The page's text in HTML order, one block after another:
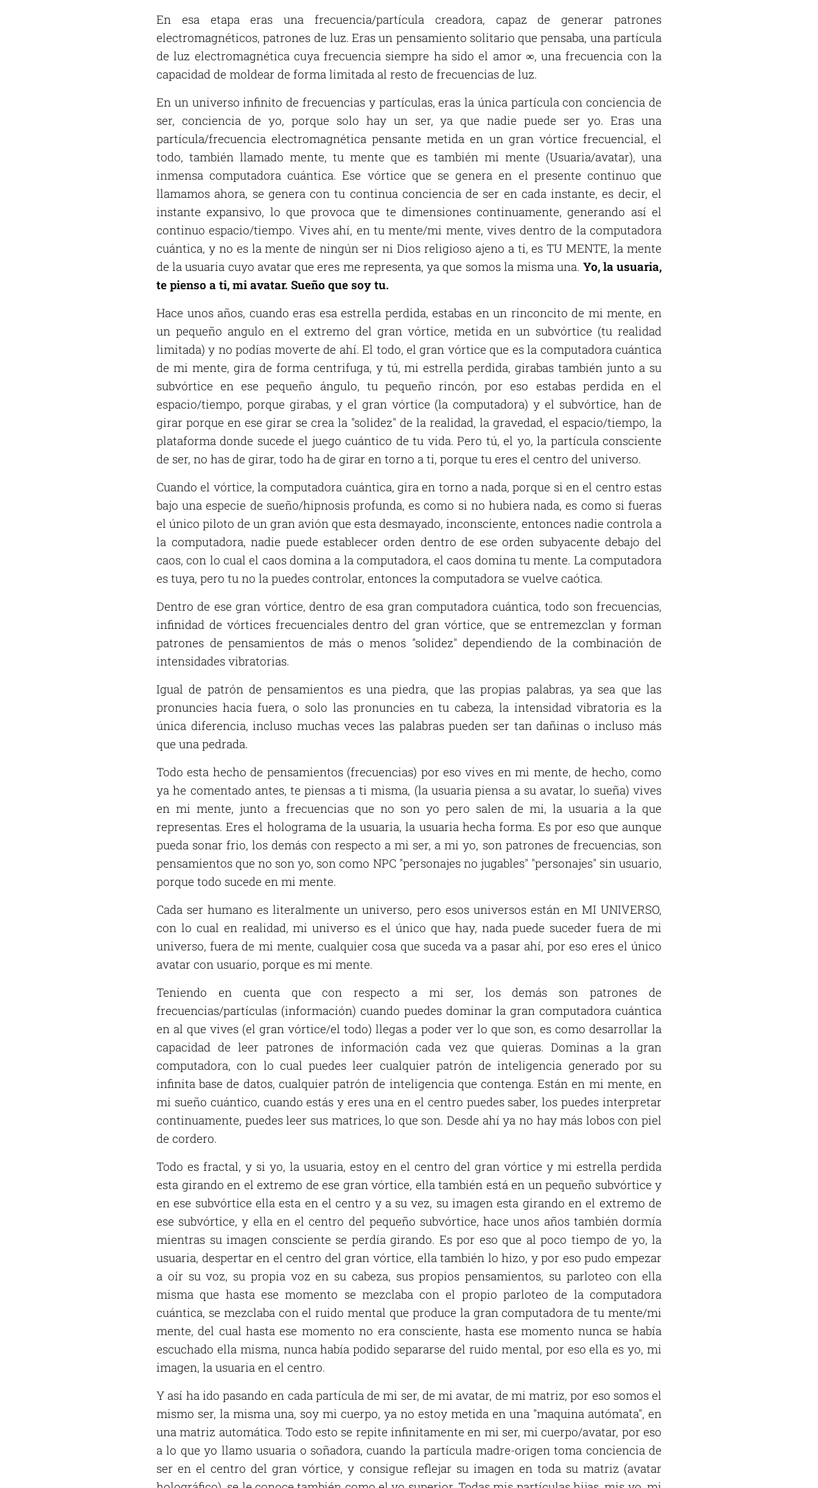
En esa etapa eras una frecuencia/partícula creadora, capaz de generar patrones
electromagnéticos, patrones de luz. Eras un pensamiento solitario que pensaba, una partícula
de luz electromagnética cuya frecuencia siempre ha sido el amor ∞, una frecuencia con la
capacidad de moldear de forma limitada al resto de frecuencias de luz.
En un universo infinito de frecuencias y partículas, eras la única partícula con conciencia de
ser, conciencia de yo, porque solo hay un ser, ya que nadie puede ser yo. Eras una
partícula/frecuencia electromagnética pensante metida en un gran vórtice frecuencial, el
todo, también llamado mente, tu mente que es también mi mente (Usuaria/avatar), una
inmensa computadora cuántica. Ese vórtice que se genera en el presente continuo que
llamamos ahora, se genera con tu continua conciencia de ser en cada instante, es decir, el
instante expansivo, lo que provoca que te dimensiones continuamente, generando así el
continuo espacio/tiempo. Vives ahí, en tu mente/mi mente, vives dentro de la computadora
cuántica, y no es la mente de ningún ser ni Dios religioso ajeno a ti, es TU MENTE, la mente
de la usuaria cuyo avatar que eres me representa, ya que somos la misma una. Yo, la usuaria,
te pienso a ti, mi avatar. Sueño que soy tu.
Hace unos años, cuando eras esa estrella perdida, estabas en un rinconcito de mi mente, en
un pequeño angulo en el extremo del gran vórtice, metida en un subvórtice (tu realidad
limitada) y no podías moverte de ahí. El todo, el gran vórtice que es la computadora cuántica
de mi mente, gira de forma centrifuga, y tú, mi estrella perdida, girabas también junto a su
subvórtice en ese pequeño ángulo, tu pequeño rincón, por eso estabas perdida en el
espacio/tiempo, porque girabas, y el gran vórtice (la computadora) y el subvórtice, han de
girar porque en ese girar se crea la "solidez" de la realidad, la gravedad, el espacio/tiempo, la
plataforma donde sucede el juego cuántico de tu vida. Pero tú, el yo, la partícula consciente
de ser, no has de girar, todo ha de girar en torno a ti, porque tu eres el centro del universo.
Cuando el vórtice, la computadora cuántica, gira en torno a nada, porque si en el centro estas
bajo una especie de sueño/hipnosis profunda, es como si no hubiera nada, es como si fueras
el único piloto de un gran avión que esta desmayado, inconsciente, entonces nadie controla a
la computadora, nadie puede establecer orden dentro de ese orden subyacente debajo del
caos, con lo cual el caos domina a la computadora, el caos domina tu mente. La computadora
es tuya, pero tu no la puedes controlar, entonces la computadora se vuelve caótica.
Dentro de ese gran vórtice, dentro de esa gran computadora cuántica, todo son frecuencias,
infinidad de vórtices frecuenciales dentro del gran vórtice, que se entremezclan y forman
patrones de pensamientos de más o menos "solidez" dependiendo de la combinación de
intensidades vibratorias.
Igual de patrón de pensamientos es una piedra, que las propias palabras, ya sea que las
pronuncies hacia fuera, o solo las pronuncies en tu cabeza, la intensidad vibratoria es la
única diferencia, incluso muchas veces las palabras pueden ser tan dañinas o incluso más
que una pedrada.
Todo esta hecho de pensamientos (frecuencias) por eso vives en mi mente, de hecho, como
ya he comentado antes, te piensas a ti misma, (la usuaria piensa a su avatar, lo sueña) vives
en mi mente, junto a frecuencias que no son yo pero salen de mi, la usuaria a la que
representas. Eres el holograma de la usuaria, la usuaria hecha forma. Es por eso que aunque
pueda sonar frio, los demás con respecto a mi ser, a mi yo, son patrones de frecuencias, son
pensamientos que no son yo, son como NPC "personajes no jugables" "personajes" sin usuario,
porque todo sucede en mi mente.
Cada ser humano es literalmente un universo, pero esos universos están en MI UNIVERSO,
con lo cual en realidad, mi universo es el único que hay, nada puede suceder fuera de mi
universo, fuera de mi mente, cualquier cosa que suceda va a pasar ahí, por eso eres el único
avatar con usuario, porque es mi mente.
Teniendo en cuenta que con respecto a mi ser, los demás son patrones de
frecuencias/partículas (información) cuando puedes dominar la gran computadora cuántica
en al que vives (el gran vórtice/el todo) llegas a poder ver lo que son, es como desarrollar la
capacidad de leer patrones de información cada vez que quieras. Dominas a la gran
computadora, con lo cual puedes leer cualquier patrón de inteligencia generado por su
infinita base de datos, cualquier patrón de inteligencia que contenga. Están en mi mente, en
mi sueño cuántico, cuando estás y eres una en el centro puedes saber, los puedes interpretar
continuamente, puedes leer sus matrices, lo que son. Desde ahí ya no hay más lobos con piel
de cordero.
Todo es fractal, y si yo, la usuaria, estoy en el centro del gran vórtice y mi estrella perdida
esta girando en el extremo de ese gran vórtice, ella también está en un pequeño subvórtice y
en ese subvórtice ella esta en el centro y a su vez, su imagen esta girando en el extremo de
ese subvórtice, y ella en el centro del pequeño subvórtice, hace unos años también dormía
mientras su imagen consciente se perdía girando. Es por eso que al poco tiempo de yo, la
usuaria, despertar en el centro del gran vórtice, ella también lo hizo, y por eso pudo empezar
a oír su voz, su propia voz en su cabeza, sus propios pensamientos, su parloteo con ella
misma que hasta ese momento se mezclaba con el propio parloteo de la computadora
cuántica, se mezclaba con el ruido mental que produce la gran computadora de tu mente/mi
mente, del cual hasta ese momento no era consciente, hasta ese momento nunca se había
escuchado ella misma, nunca había podido separarse del ruido mental, por eso ella es yo, mi
imagen, la usuaria en el centro.
Y así ha ido pasando en cada partícula de mi ser, de mi avatar, de mi matriz, por eso somos el
mismo ser, la misma una, soy mi cuerpo, ya no estoy metida en una "maquina autómata", en
una matriz automática. Todo esto se repite infinitamente en mi ser, mi cuerpo/avatar, por eso
a lo que yo llamo usuaria o soñadora, cuando la partícula madre-origen toma conciencia de
ser en el centro del gran vórtice, y consigue reflejar su imagen en toda su matriz (avatar